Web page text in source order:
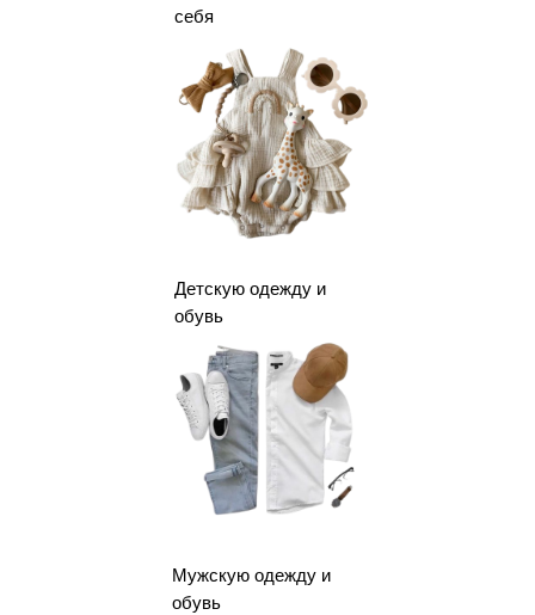
Детскую одежду и
обувь
Мужскую одежду и
обувь
себя